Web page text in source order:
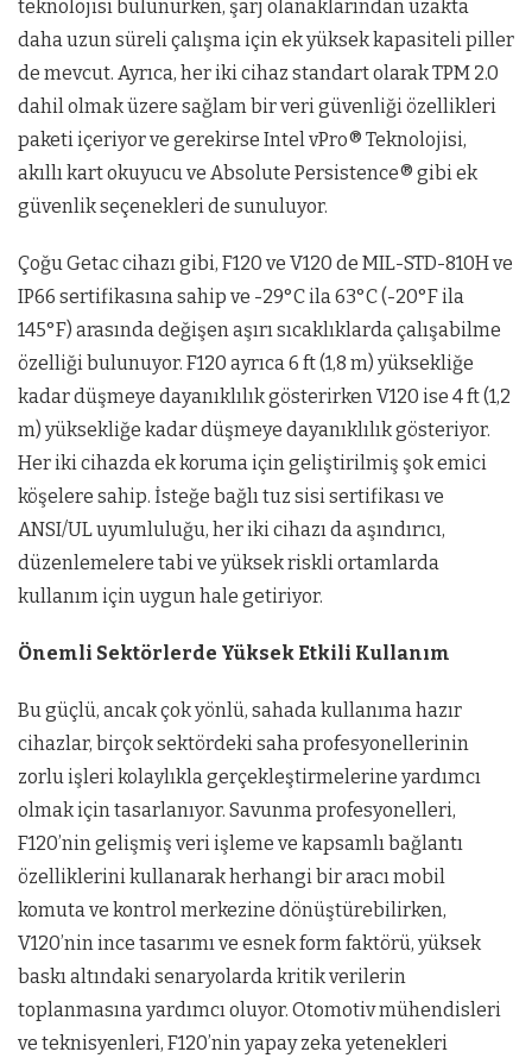
teknolojisi bulunurken, şarj olanaklarından uzakta
daha uzun süreli çalışma için ek yüksek kapasiteli piller
de mevcut. Ayrıca, her iki cihaz standart olarak TPM 2.0
dahil olmak üzere sağlam bir veri güvenliği özellikleri
paketi içeriyor ve gerekirse Intel vPro® Teknolojisi,
akıllı kart okuyucu ve Absolute Persistence® gibi ek
güvenlik seçenekleri de sunuluyor.
Çoğu Getac cihazı gibi, F120 ve V120 de MIL-STD-810H ve
IP66 sertifikasına sahip ve -29°C ila 63°C (-20°F ila
145°F) arasında değişen aşırı sıcaklıklarda çalışabilme
özelliği bulunuyor. F120 ayrıca 6 ft (1,8 m) yüksekliğe
kadar düşmeye dayanıklılık gösterirken V120 ise 4 ft (1,2
m) yüksekliğe kadar düşmeye dayanıklılık gösteriyor.
Her iki cihazda ek koruma için geliştirilmiş şok emici
köşelere sahip. İsteğe bağlı tuz sisi sertifikası ve
ANSI/UL uyumluluğu, her iki cihazı da aşındırıcı,
düzenlemelere tabi ve yüksek riskli ortamlarda
kullanım için uygun hale getiriyor.
Önemli Sektörlerde Yüksek Etkili Kullanım
Bu güçlü, ancak çok yönlü, sahada kullanıma hazır
cihazlar, birçok sektördeki saha profesyonellerinin
zorlu işleri kolaylıkla gerçekleştirmelerine yardımcı
olmak için tasarlanıyor. Savunma profesyonelleri,
F120’nin gelişmiş veri işleme ve kapsamlı bağlantı
özelliklerini kullanarak herhangi bir aracı mobil
komuta ve kontrol merkezine dönüştürebilirken,
V120’nin ince tasarımı ve esnek form faktörü, yüksek
baskı altındaki senaryolarda kritik verilerin
toplanmasına yardımcı oluyor. Otomotiv mühendisleri
ve teknisyenleri, F120’nin yapay zeka yetenekleri